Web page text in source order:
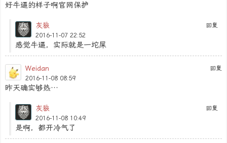
好牛逼的样子啊官网保护
回复
灰狼
2016-11-07 22:52
感觉牛逼，实际就是一坨屎
回复
Weidan
2016-11-08 08:59
昨天确实够热…
回复
灰狼
2016-11-08 10:49
是啊，都开冷气了